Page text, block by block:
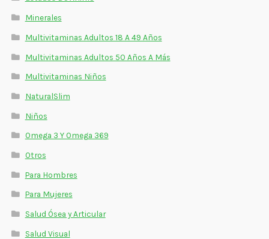
Minerales
Multivitaminas Adultos 18 A 49 Años
Multivitaminas Adultos 50 Años A Más
Multivitaminas Niños
NaturalSlim
Niños
Omega 3 Y Omega 369
Otros
Para Hombres
Para Mujeres
Salud Ósea y Articular
Salud Visual